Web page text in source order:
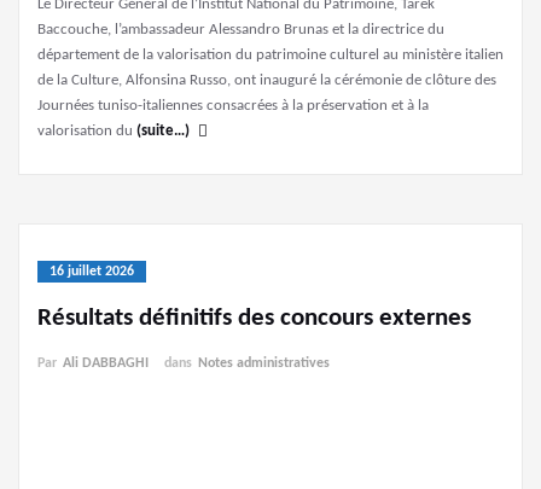
Le Directeur Général de l’Institut National du Patrimoine, Tarek
Baccouche, l’ambassadeur Alessandro Brunas et la directrice du
département de la valorisation du patrimoine culturel au ministère italien
de la Culture, Alfonsina Russo, ont inauguré la cérémonie de clôture des
Journées tuniso-italiennes consacrées à la préservation et à la
valorisation du (suite…)
16 juillet 2026
Résultats définitifs des concours externes
Par Ali DABBAGHI dans Notes administratives